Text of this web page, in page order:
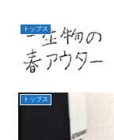
トップス
トップス